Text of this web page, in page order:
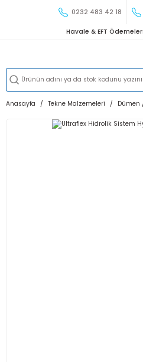
0232 483 42 18
Havale & EFT
Anasayfa Tekne Malzemeleri Dümen